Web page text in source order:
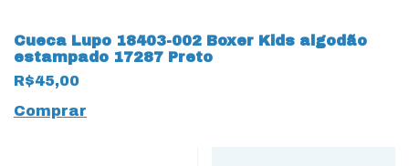
Cueca Lupo 18403-002 Boxer Kids algodão
estampado 17287 Preto
R$45,00
Comprar